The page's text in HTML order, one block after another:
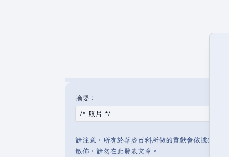
摘要：
請注意，所有於華麥百科所做的貢獻會依據CC
散佈，請勿在此發表文章。